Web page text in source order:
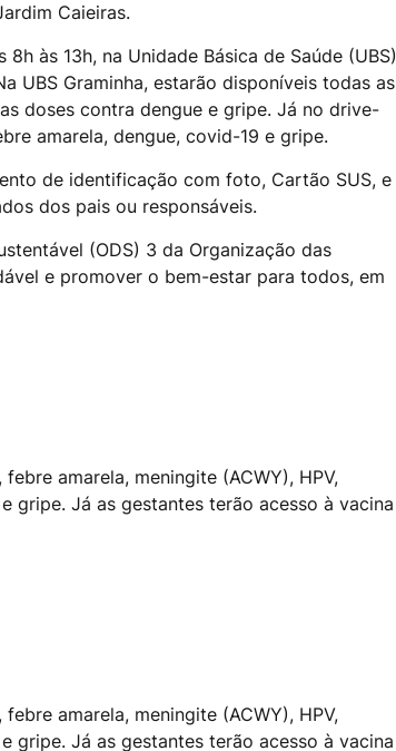
Caieiras.
às 13h, na Unidade Básica de Saúde (UBS)
UBS Graminha, estarão disponíveis todas as
doses contra dengue e gripe. Já no drive-
amarela, dengue, covid-19 e gripe.
de identificação com foto, Cartão SUS, e
dos pais ou responsáveis.
(ODS) 3 da Organização das
e promover o bem-estar para todos, em
amarela, meningite (ACWY), HPV,
gripe. Já as gestantes terão acesso à vacina
amarela, meningite (ACWY), HPV,
gripe. Já as gestantes terão acesso à vacina